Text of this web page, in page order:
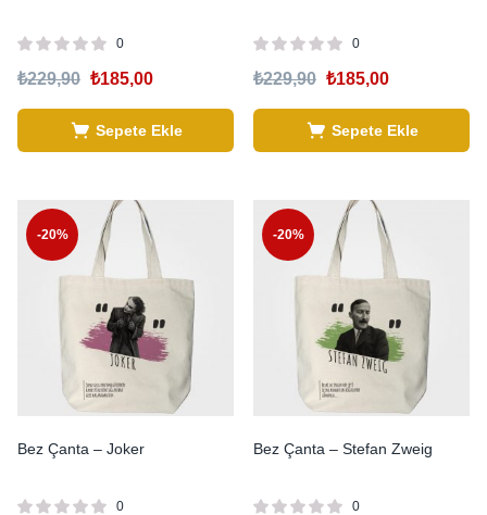
0
₺229,90 ₺185,00
Sepete Ekle
0
₺229,90 ₺185,00
Sepete Ekle
-20%
Bez Çanta – Joker
0
-20%
Bez Çanta – Stefan Zweig
0